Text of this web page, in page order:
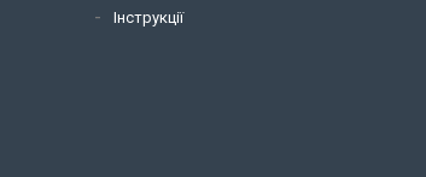
Інструкції